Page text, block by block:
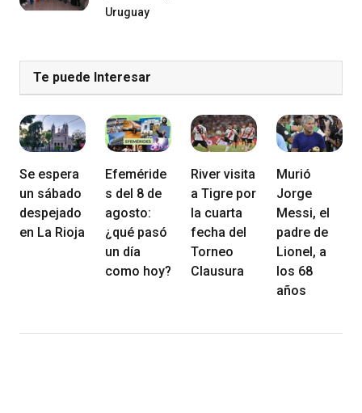
Uruguay
Te puede Interesar
Se espera
un sábado
despejado
en La Rioja
Efeméride
s del 8 de
agosto:
¿qué pasó
un día
como hoy?
River visita
a Tigre por
la cuarta
fecha del
Torneo
Clausura
Murió
Jorge
Messi, el
padre de
Lionel, a
los 68
años